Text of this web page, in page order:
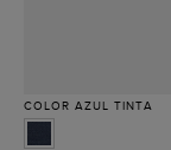
COLOR AZUL TINTA